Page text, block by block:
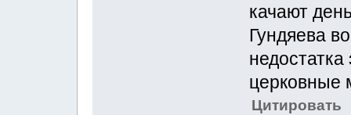
качают
Гундяева
церковные
Цитировать